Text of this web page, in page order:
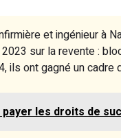
et ingénieur à
sur la revente :
ils ont gagné un
payer les droits de